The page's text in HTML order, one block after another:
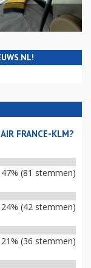
FRANCE-KLM?
47% (81 stemmen)
24% (42 stemmen)
21% (36 stemmen)